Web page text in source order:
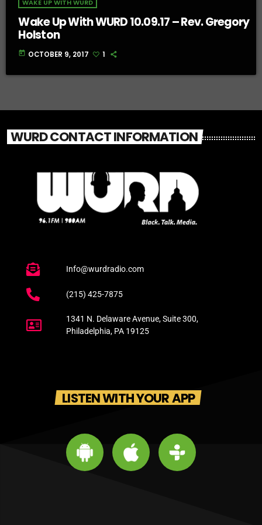
WAKE UP WITH WURD
Wake Up With WURD 10.09.17 – Rev. Gregory
Holston
today OCTOBER 9, 2017 1
WURD CONTACT INFORMATION
Info@wurdradio.com
(215) 425-7875
1341 N. Delaware Avenue, Suite 300,
Philadelphia, PA 19125
LISTEN WITH YOUR APP